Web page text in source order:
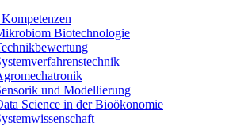
Biotechnologie
und Modellierung
Science in der Bioökonomie